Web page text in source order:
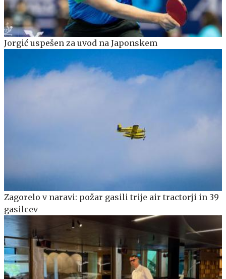
Jorgić uspešen za uvod na Japonskem
Zagorelo v naravi: požar gasili trije air tractorji in 39
gasilcev